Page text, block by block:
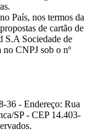
País, nos termos da
de cartão de
S.A Sociedade de
CNPJ sob o nº
36 - Endereço: Rua
SP - CEP 14.403-